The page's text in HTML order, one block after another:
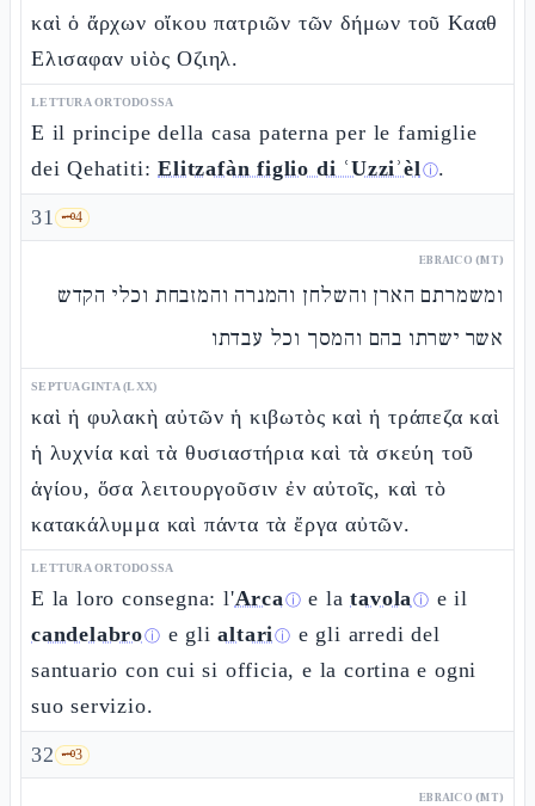
καὶ ὁ ἄρχων οἴκου πατριῶν τῶν δήμων τοῦ Κααθ
Ελισαφαν υἱὸς Οζιηλ.
LETTURA ORTODOSSA
E il principe della casa paterna per le famiglie
dei Qehatiti:Elitzafàn figlio di ʿUzziʾèlⓘ.
31 🗝️4
EBRAICO (MT)
ומשמרתם הארן והשלחן והמנרה והמזבחת וכלי הקדש
אשר ישרתו בהם והמסך וכל עבדתו
SEPTUAGINTA (LXX)
καὶ ἡ φυλακὴ αὐτῶν ἡ κιβωτὸς καὶ ἡ τράπεζα καὶ
ἡ λυχνία καὶ τὰ θυσιαστήρια καὶ τὰ σκεύη τοῦ
ἁγίου, ὅσα λειτουργοῦσιν ἐν αὐτοῖς, καὶ τὸ
κατακάλυμμα καὶ πάντα τὰ ἔργα αὐτῶν.
LETTURA ORTODOSSA
E la loro consegna: l'Arcaⓘ e latavolaⓘ e il
candelabroⓘ e glialtariⓘ e gli arredi del
santuario con cui si officia, e la cortina e ogni
suo servizio.
32 🗝️3
EBRAICO (MT)